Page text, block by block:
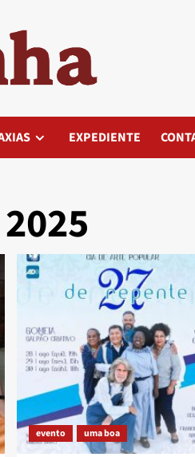
EXPEDIENTE
evento uma boa